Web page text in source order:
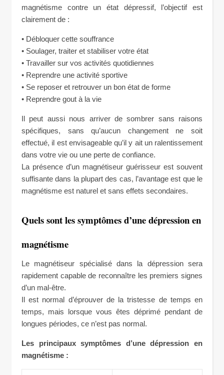
magnétisme contre un état dépressif, l’objectif est
clairement de :
• Débloquer cette souffrance
• Soulager, traiter et stabiliser votre état
• Travailler sur vos activités quotidiennes
• Reprendre une activité sportive
• Se reposer et retrouver un bon état de forme
• Reprendre gout à la vie
Il peut aussi nous arriver de sombrer sans raisons
spécifiques, sans qu’aucun changement ne soit
effectué, il est envisageable qu’il y ait un ralentissement
dans votre vie ou une perte de confiance.
La présence d’un magnétiseur guérisseur est souvent
suffisante dans la plupart des cas, l’avantage est que le
magnétisme est naturel et sans effets secondaires.
Quels sont les symptômes d’une dépression en
magnétisme
Le magnétiseur spécialisé dans la dépression sera
rapidement capable de reconnaître les premiers signes
d’un mal-être.
Il est normal d’éprouver de la tristesse de temps en
temps, mais lorsque vous êtes déprimé pendant de
longues périodes, ce n’est pas normal.
Les principaux symptômes d’une dépression en
magnétisme :